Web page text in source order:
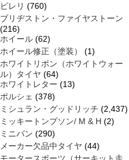
ピレリ (760)
ブリヂストン・ファイヤストーン
(216)
ホイール (62)
ホイール修正（塗装）
(1)
ホワイトリボン（ホワイトウォー
ル）タイヤ (64)
ホワイトレター (13)
ポルシェ (378)
ミシュラン・グッドリッチ (2,437)
ミッキートンプソン/ M & H (2)
ミニバン (290)
メーカー欠品中タイヤ (44)